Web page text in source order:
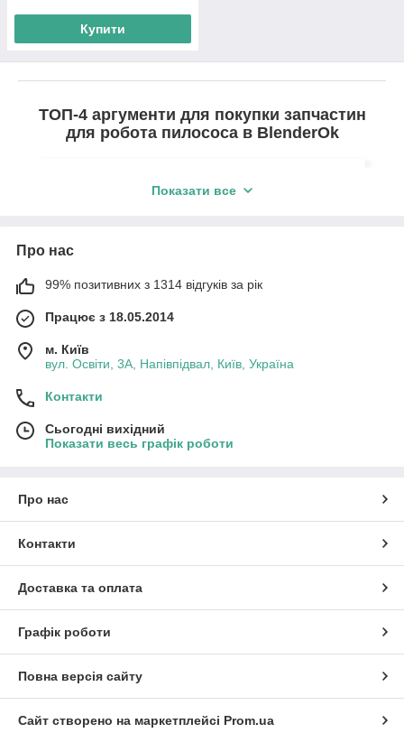
Купити
ТОП-4 аргументи для покупки запчастин
для робота пилососа в BlenderOk
Якість.
2.
мають різні характеристики, сумісні
3.
змінюватиметься і вартість.
4. Впевненість.
продукції протягом 14 днів.
Показати все
Про нас
99% позитивних з 1314 відгуків за рік
Працює з 18.05.2014
м. Київ
вул. Освіти, 3А, Напівпідвал, Київ, Україна
Контакти
Сьогодні вихідний
Показати весь графік роботи
Про нас
Контакти
Доставка та оплата
Графік роботи
Повна версія сайту
Сайт створено на маркетплейсі Prom.ua